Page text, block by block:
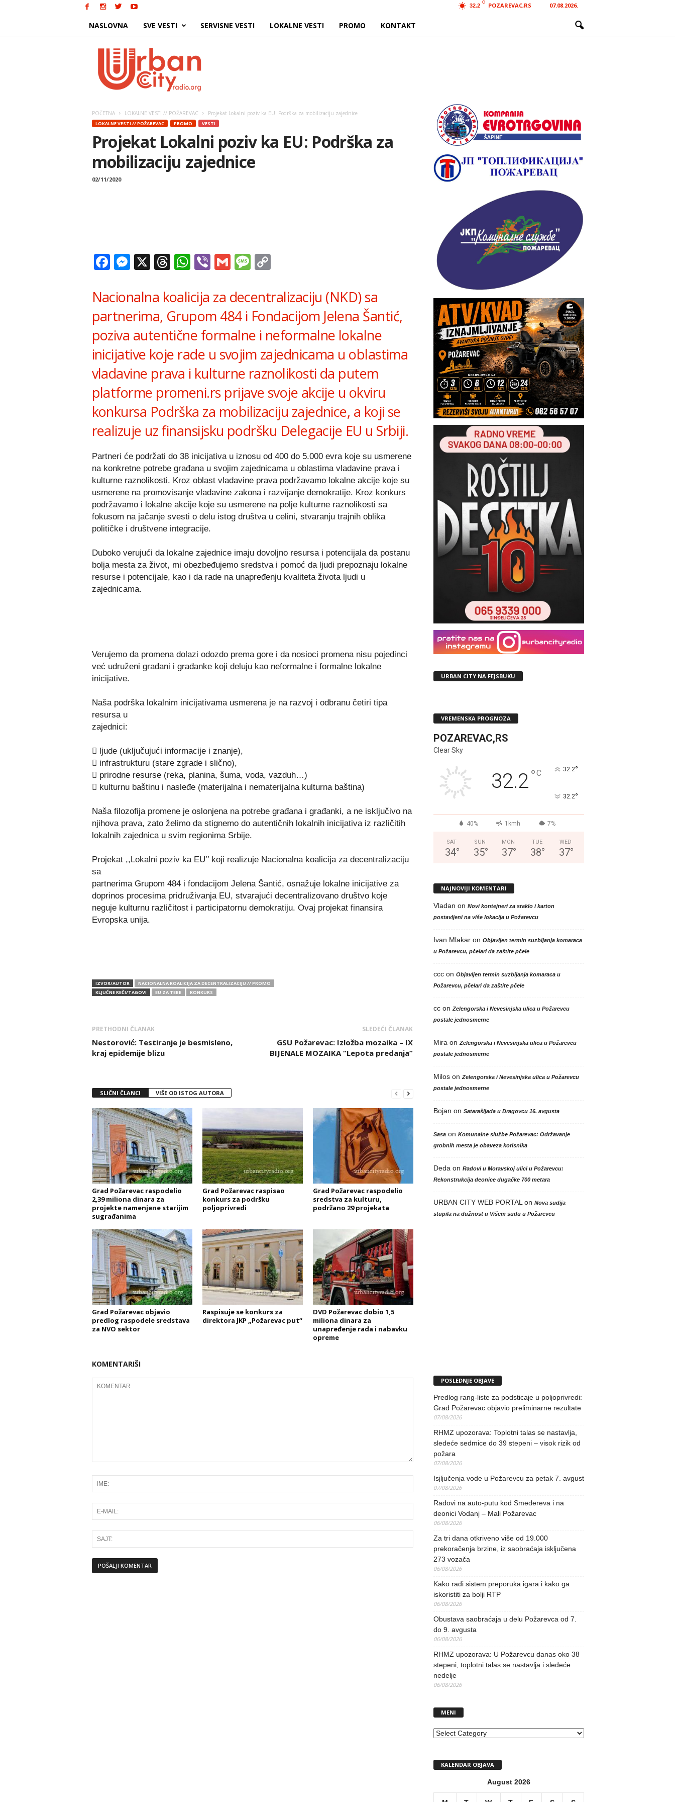
32.2
C POZAREVAC,RS 07.08.2026.
NASLOVNA SVE VESTI SERVISNE VESTI LOKALNE VESTI PROMO KONTAKT
POČETNA LOKALNE VESTI // POŽAREVAC Projekat Lokalni poziv ka EU: Podrška za mobilizaciju zajednice
LOKALNE VESTI // POŽAREVAC PROMO VESTI
Projekat Lokalni poziv ka EU: Podrška za
mobilizaciju zajednice
02/11/2020
Facebook
Messenger
X Threads
WhatsApp
ViberGmailMessage
Nacionalna koalicija za decentralizaciju (NKD) sa
partnerima, Grupom 484 i Fondacijom Jelena Šantić,
poziva autentične formalne i neformalne lokalne
inicijative koje rade u svojim zajednicama u oblastima
vladavine prava i kulturne raznolikosti da putem
platforme promeni.rs prijave svoje akcije u okviru
konkursa Podrška za mobilizaciju zajednice, a koji se
realizuje uz finansijsku podršku Delegacije EU u Srbiji.
Partneri će podržati do 38 inicijativa u iznosu od 400 do 5.000 evra koje su usmerene
na konkretne potrebe građana u svojim zajednicama u oblastima vladavine prava i
kulturne raznolikosti. Kroz oblast vladavine prava podržavamo lokalne akcije koje su
usmerene na promovisanje vladavine zakona i razvijanje demokratije. Kroz konkurs
podržavamo i lokalne akcije koje su usmerene na polje kulturne raznolikosti sa
fokusom na jačanje svesti o delu istog društva u celini, stvaranju trajnih oblika
političke i društvene integracije.
Duboko verujući da lokalne zajednice imaju dovoljno resursa i potencijala da postanu
bolja mesta za život, mi obezbeđujemo sredstva i pomoć da ljudi prepoznaju lokalne
resurse i potencijale, kao i da rade na unapređenju kvaliteta života ljudi u
zajednicama.
Verujemo da promena dolazi odozdo prema gore i da nosioci promena nisu pojedinci
već udruženi građani i građanke koji deluju kao neformalne i formalne lokalne
inicijative.
Naša podrška lokalnim inicijativama usmerena je na razvoj i odbranu četiri tipa
resursa u
zajednici:
 ljude (uključujući informacije i znanje),
 infrastrukturu (stare zgrade i slično),
 prirodne resurse (reka, planina, šuma, voda, vazduh…)
 kulturnu baštinu i nasleđe (materijalna i nematerijalna kulturna baština)
Naša filozofija promene je oslonjena na potrebe građana i građanki, a ne isključivo na
njihova prava, zato želimo da stignemo do autentičnih lokalnih inicijativa iz različitih
lokalnih zajednica u svim regionima Srbije.
Projekat ,,Lokalni poziv ka EU’’ koji realizuje Nacionalna koalicija za decentralizaciju
sa
partnerima Grupom 484 i fondacijom Jelena Šantić, osnažuje lokalne inicijative za
doprinos procesima pridruživanja EU, stvarajući decentralizovano društvo koje
neguje kulturnu različitost i participatornu demokratiju. Ovaj projekat finansira
Evropska unija.
IZVOR/AUTOR
NACIONALNA KOALICIJA ZA DECENTRALIZACIJU // PROMO
KLJUČNE REČI/TAGOVI
EU ZA TEBE KONKURS
PRETHODNI ČLANAK
Nestorović: Testiranje je besmisleno,
kraj epidemije blizu
SLEDEĆI ČLANAK
GSU Požarevac: Izložba mozaika – IX
BIJENALE MOZAIKA “Lepota predanja”
SLIČNI ČLANCI VIŠE OD ISTOG AUTORA
Grad Požarevac raspodelio
2,39 miliona dinara za
projekte namenjene starijim
sugrađanima
Grad Požarevac raspisao
konkurs za podršku
poljoprivredi
Grad Požarevac raspodelio
sredstva za kulturu,
podržano 29 projekata
Grad Požarevac objavio
predlog raspodele sredstava
za NVO sektor
Raspisuje se konkurs za
direktora JKP „Požarevac put“
DVD Požarevac dobio 1,5
miliona dinara za
unapređenje rada i nabavku
opreme
KOMENTARIŠI
URBAN CITY NA FEJSBUKU
VREMENSKA PROGNOZA
POZAREVAC,RS
Clear Sky
32.2°C 32.2°
32.2°
40% 1kmh 7%
SAT
34°
SUN
35°
MON
37°
TUE
38°
WED
37°
NAJNOVIJI KOMENTARI
Vladan on Novi kontejneri za staklo i karton
postavljeni na više lokacija u Požarevcu
Ivan Mlakaron Objavljen termin suzbijanja komaraca
u Požarevcu, pčelari da zaštite pčele
cccon Objavljen termin suzbijanja komaraca u
Požarevcu, pčelari da zaštite pčele
ccon Zelengorska i Nevesinjska ulica u Požarevcu
postale jednosmerne
Mira on Zelengorska i Nevesinjska ulica u Požarevcu
postale jednosmerne
Miloson Zelengorska i Nevesinjska ulica u Požarevcu
postale jednosmerne
Bojan on Satarašijada u Dragovcu 16. avgusta
Sasaon Komunalne službe Požarevac: Održavanje
grobnih mesta je obaveza korisnika
Deda on Radovi u Moravskoj ulici u Požarevcu:
Rekonstrukcija deonice dugačke 700 metara
URBAN CITY WEB PORTAL on Nova sudija
stupila na dužnost u Višem sudu u Požarevcu
POSLEDNJE OBJAVE
Predlog rang-liste za podsticaje u poljoprivredi:
Grad Požarevac objavio preliminarne rezultate
07/08/2026
RHMZ upozorava: Toplotni talas se nastavlja,
sledeće sedmice do 39 stepeni – visok rizik od
požara
07/08/2026
Isjljučenja vode u Požarevcu za petak 7. avgust
07/08/2026
Radovi na auto-putu kod Smedereva i na
deonici Vodanj – Mali Požarevac
06/08/2026
Za tri dana otkriveno više od 19.000
prekoračenja brzine, iz saobraćaja isključena
273 vozača
06/08/2026
Kako radi sistem preporuka igara i kako ga
iskoristiti za bolji RTP
06/08/2026
Obustava saobraćaja u delu Požarevca od 7.
do 9. avgusta
06/08/2026
RHMZ upozorava: U Požarevcu danas oko 38
stepeni, toplotni talas se nastavlja i sledeće
nedelje
06/08/2026
MENI
MENI
KALENDAR OBJAVA
August 2026